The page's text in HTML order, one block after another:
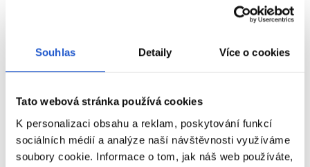
Souhlas Detaily Více o cookies
Tato webová stránka používá cookies
K personalizaci obsahu a reklam, poskytování funkcí
sociálních médií a analýze naší návštěvnosti využíváme
soubory cookie. Informace o tom, jak náš web používáte,
vysušených vlasů. Nechte působit 5 minut a poté důkladně
opláchněte. Používejte 1x za 3 mytí vlasů. Pokud volíte masku
kondicionér. Ideálních výsledků v péči o poškozené vlasy
dosáhnete v kombinaci produktů z řady Visible Repair.
porézní či chemicky narušené opakovaným zesvětlováním.
Technologie Radialux Micro–Ions má schopnost se navázat na
narušená místa vlasu a vyspravit jeho chybějící část. Výsledkem
jsou hebké, lesklé, snadno rozčesatelné vlasy.